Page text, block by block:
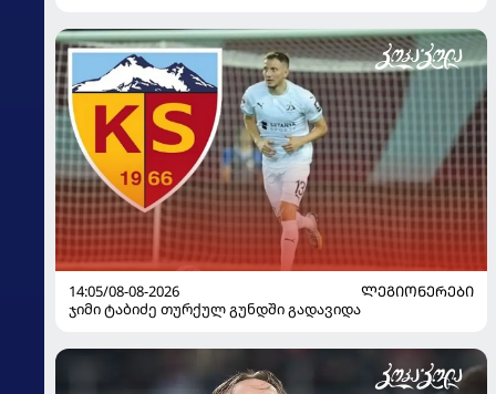
14:05/08-08-2026
ᲚᲔᲒᲘᲝᲜᲔᲠᲔᲑᲘ
ჯიმი ტაბიძე თურქულ გუნდში გადავიდა